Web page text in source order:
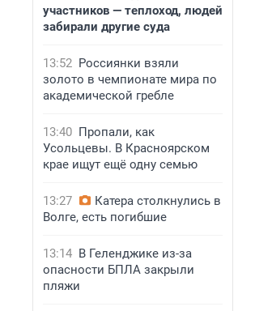
участников — теплоход, людей
забирали другие суда
13:52 Россиянки взяли
золото в чемпионате мира по
академической гребле
13:40 Пропали, как
Усольцевы. В Красноярском
крае ищут ещё одну семью
13:27
Катера столкнулись в
Волге, есть погибшие
13:14 В Геленджике из-за
опасности БПЛА закрыли
пляжи